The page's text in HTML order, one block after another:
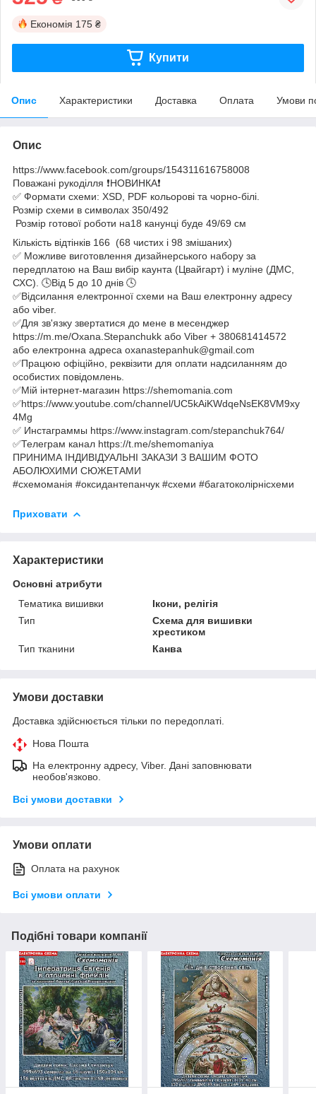
Економія 175 ₴
Купити
Опис Характеристики Доставка Оплата Умови
Опис
https://www.facebook.com/groups/154311616758008
Поважані рукоділля ❗️НОВИНКА❗️
✅ Формати схеми: XSD, PDF кольорові та чорно-білі.
Розмір схеми в символах 350/492
Розмір готової роботи на18 канунці буде 49/69 см
Кількість відтінків 166 (68 чистих і 98 змішаних)
✅ Можливе виготовлення дизайнерського набору за
передплатою на Ваш вибір каунта (Цвайгарт) і муліне (ДМС,
СХС). 🕓Від 5 до 10 днів 🕓
✅Відсилання електронної схеми на Ваш електронну адресу
або viber.
✅Для зв'язку звертатися до мене в месенджер
https://m.me/Oxana.Stepanchukk або Viber + 380681414572
або електронна адреса oxanastepanhuk@gmail.com
✅Працюю офіційно, реквізити для оплати надсиланням до
особистих повідомлень.
✅Мій інтернет-магазин https://shemomania.com
✅https://www.youtube.com/channel/UC5kAiKWdqeNsEK8VM9xy
4Mg
✅ Инстаграммы https://www.instagram.com/stepanchuk764/
✅Телеграм канал https://t.me/shemomaniya
ПРИНИМА ІНДИВІДУАЛЬНІ ЗАКАЗИ З ВАШИМ ФОТО
АБОЛЮХИМИ СЮЖЕТАМИ
#схемоманія #оксидантепанчук #схеми #багатоколірнісхеми
Приховати
Характеристики
Основні атрибути
Тематика вишивки
Ікони, релігія
Тип
Схема для вишивки
хрестиком
Тип тканини
Канва
Умови доставки
Доставка здійснюється тільки по передоплаті.
Нова Пошта
На електронну адресу, Viber. Дані заповнювати
необов'язково.
Всі умови доставки
Умови оплати
Оплата на рахунок
Всі умови оплати
Подібні товари компанії